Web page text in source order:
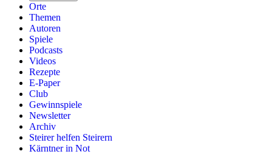
Orte
Themen
Autoren
Spiele
Podcasts
Videos
Rezepte
E-Paper
Club
Gewinnspiele
Newsletter
Archiv
Steirer helfen Steirern
Kärntner in Not